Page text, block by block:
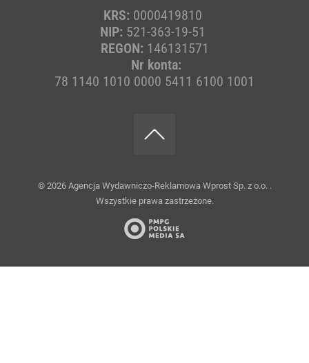
KRS: 0000419810
NIP: 521-363-19-51
REGON: 146131571
Nr konta:
78 1140 1010 0000 5411 6100 1001
© 2026 Agencja Wydawniczo-Reklamowa Wprost Sp. z o.o. .
Wszystkie prawa zastrzeżone.